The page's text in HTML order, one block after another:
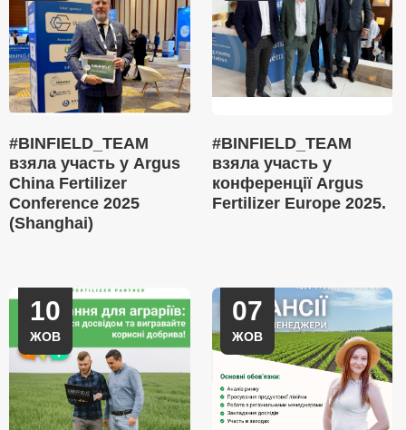
#BINFIELD_TEAM
взяла участь у Argus
China Fertilizer
Conference 2025
(Shanghai)
#BINFIELD_TEAM
взяла участь у
конференції Argus
Fertilizer Europe 2025.
10
ЖОВ
07
ЖОВ